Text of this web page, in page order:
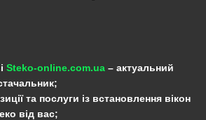
Steko-online.com.ua – актуальний
та послуги із встановлення вікон
від вас;